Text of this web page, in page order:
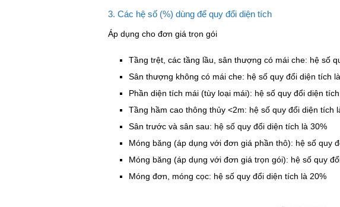
3. Các hệ số (%) dùng để quy đổi diện tích
Áp dụng cho đơn giá trọn gói
Tầng trệt, các tầng lầu, sân thượng có mái che: hệ số
Sân thượng không có mái che: hệ số quy đổi diện tích
Phần diện tích mái (tùy loại mái): hệ số quy đổi diện
Tầng hầm cao thông thủy <2m: hệ số quy đổi diện tích
Sân trước và sân sau: hệ số quy đổi diện tích là 30%
Móng băng (áp dụng với đơn giá phần thô): hệ số quy
Móng băng (áp dụng với đơn giá trọn gói): hệ số quy
Móng đơn, móng cọc: hệ số quy đổi diện tích là 20%